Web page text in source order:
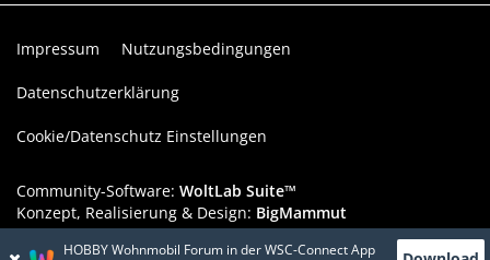
Impressum Nutzungsbedingungen
Datenschutzerklärung
Cookie/Datenschutz Einstellungen
Community-Software: WoltLab Suite™
Konzept, Realisierung & Design: BigMammut
HOBBY Wohnmobil Forum in der WSC-Connect App